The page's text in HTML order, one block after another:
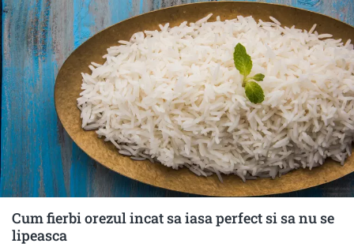
Cum fierbi orezul incat sa iasa perfect si sa nu se
lipeasca